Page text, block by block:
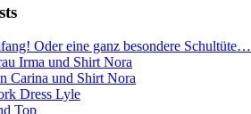
Oder eine ganz besondere Schultüte…
Irma und Shirt Nora
Carina und Shirt Nora
Dress Lyle
Top